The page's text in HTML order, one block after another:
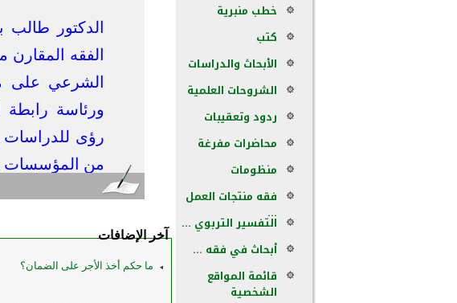
الدكتور
الفقه
الشرعي على
ورئاسة
رؤى
من المؤسسات
آخر الإضافات
ما حكم أخذ الأجر على الضمان؟
خطب منبرية
كتب
الأبحاث والدراسات
الشروحات العلمية
ردود وتعقيبات
محاضرات مفرغة
منظومات
فقه منتجات العمل
...
التفسير التربوي ...
أبحاث في فقه ...
قائمة المواقع
الشخصية